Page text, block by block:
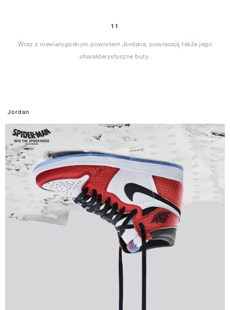
11
Wraz z niewiarygodnym powrotem Jordana, powracają także jego
charakterystyczne buty.
Jordan